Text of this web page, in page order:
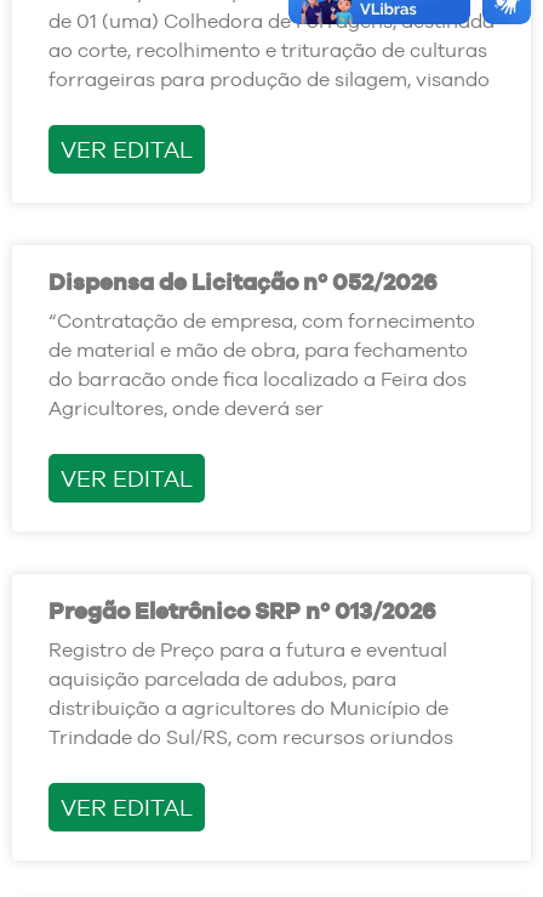
de 01 (uma) Colhedora de Forragens, destinada
ao corte, recolhimento e trituração de culturas
forrageiras para produção de silagem, visando
VER EDITAL
Dispensa de Licitação nº 052/2026
“Contratação de empresa, com fornecimento
de material e mão de obra, para fechamento
do barracão onde fica localizado a Feira dos
Agricultores, onde deverá ser
VER EDITAL
Pregão Eletrônico SRP nº 013/2026
Registro de Preço para a futura e eventual
aquisição parcelada de adubos, para
distribuição a agricultores do Município de
Trindade do Sul/RS, com recursos oriundos
VER EDITAL